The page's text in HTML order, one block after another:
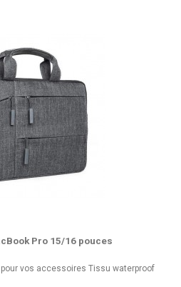
Pro 15/16 pouces
vos accessoires Tissu waterproof